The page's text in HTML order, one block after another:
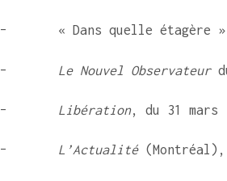
– « Dans quelle étagère »
– Le Nouvel Observateur
– Libération, du 31 mars
– L’Actualité